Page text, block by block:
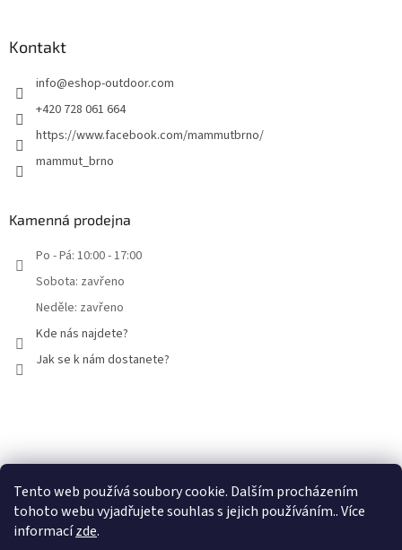
Tento web používá soubory cookie. Dalším procházením
tohoto webu vyjadřujete souhlas s jejich používáním.. Více
informacízde.
Kontakt
info@eshop-outdoor.com
+420 728 061 664
https://www.facebook.com/mammutbrno/
mammut_brno
Kamenná prodejna
Po - Pá: 10:00 - 17:00
Sobota: zavřeno
Neděle: zavřeno
Kde nás najdete?
Jak se k nám dostanete?
Facebook